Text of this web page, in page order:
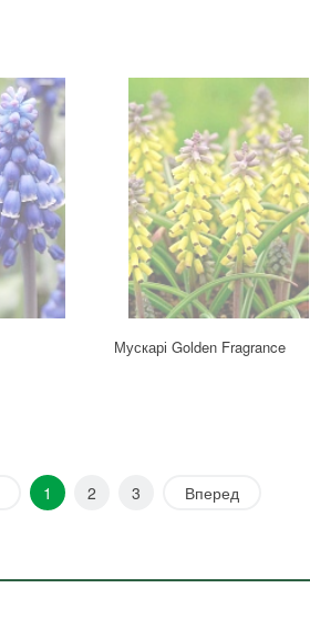
Мускарі Golden Fragrance
1 2 3 Вперед